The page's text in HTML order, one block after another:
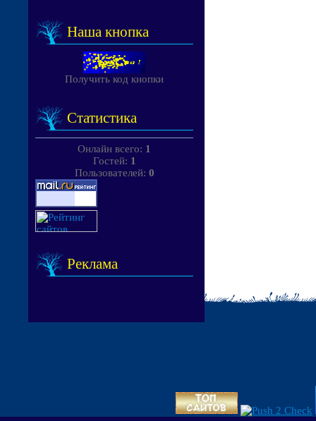
Наша кнопка
Получить код кнопки
Статистика
Онлайн всего: 1
Гостей: 1
Пользователей: 0
Реклама